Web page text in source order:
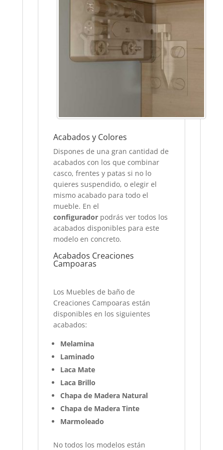
Acabados y Colores
Dispones de una gran cantidad de
acabados con los que combinar
casco, frentes y patas si no lo
quieres suspendido, o elegir el
mismo acabado para todo el
mueble. En el
configuradorpodrás ver todos los
acabados disponibles para este
modelo en concreto.
Acabados Creaciones
Campoaras
Los Muebles de baño de
Creaciones Campoaras están
disponibles en los siguientes
acabados:
Melamina
Laminado
Laca Mate
Laca Brillo
Chapa de Madera Natural
Chapa de Madera Tinte
Marmoleado
No todos los modelos están